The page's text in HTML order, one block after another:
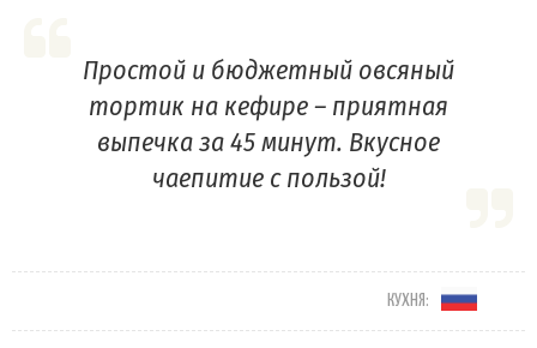
Простой и бюджетный овсяный
тортик на кефире – приятная
выпечка за 45 минут. Вкусное
чаепитие с пользой!
КУХНЯ: